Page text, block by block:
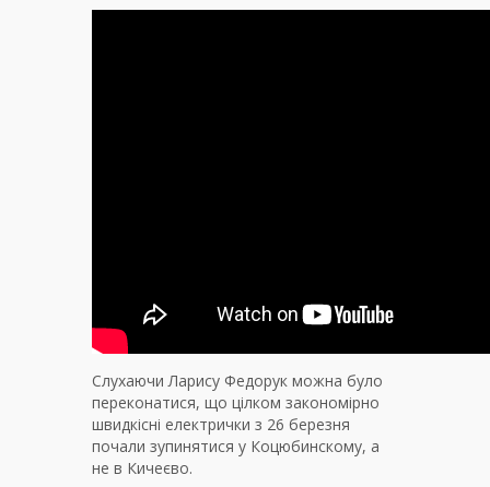
Слухаючи Ларису Федорук можна було
переконатися, що цілком закономірно
швидкісні електрички з 26 березня
почали зупинятися у Коцюбинскому, а
не в Кичеєво.